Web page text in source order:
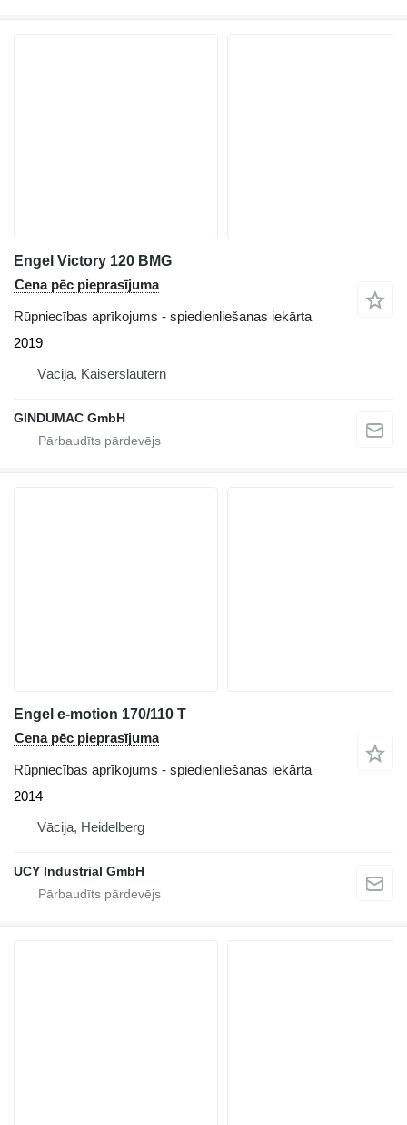
Engel Victory 120 BMG
Cena pēc pieprasījuma
Rūpniecības aprīkojums - spiedienliešanas iekārta
2019
Vācija, Kaiserslautern
GINDUMAC GmbH
Engel e-motion 170/110 T
Cena pēc pieprasījuma
Rūpniecības aprīkojums - spiedienliešanas iekārta
2014
Vācija, Heidelberg
UCY Industrial GmbH